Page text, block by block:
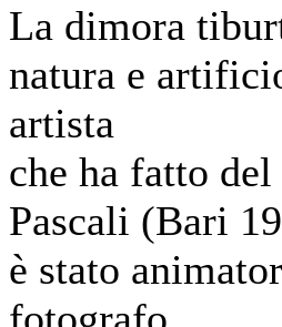
La dimora
natura e
artista
che ha fatto
Pascali (Bari
è stato
fotografo.